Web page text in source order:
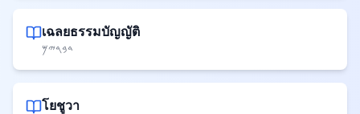
เฉลยธรรมบัญญัติ
𐤃𐤁𐤓𐤉𐤌
โยชูวา